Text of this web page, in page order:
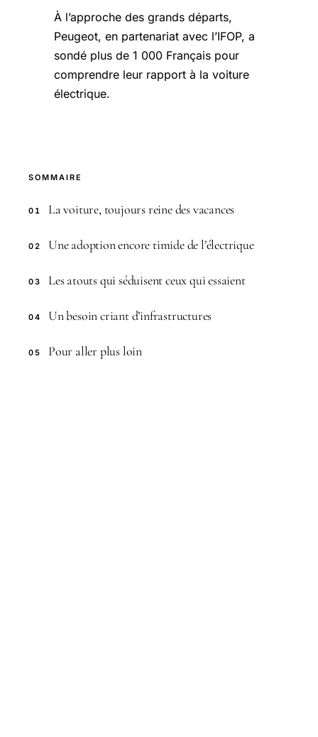
À l’approche des grands départs,
Peugeot, en partenariat avec l’IFOP, a
sondé plus de 1 000 Français pour
comprendre leur rapport à la voiture
électrique.
SOMMAIRE
01 La voiture, toujours reine des vacances
02 Une adoption encore timide de l’électrique
03 Les atouts qui séduisent ceux qui essaient
04 Un besoin criant d’infrastructures
05 Pour aller plus loin